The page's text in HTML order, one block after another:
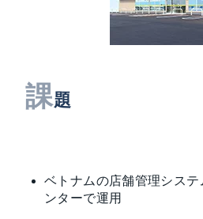
課題
ベトナムの店舗管理シス
ンターで運用